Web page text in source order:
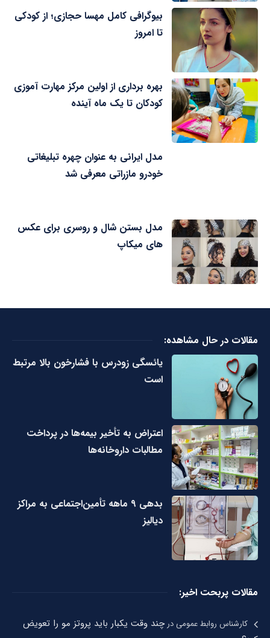
بیوگرافی کامل مهسا حجازی؛ از کودکی
تا امروز
بهره برداری از اولین مرکز مهارت آموزی
کودکان تا یک ماه آینده
مدل ایرانی به عنوان چهره تبلیغاتی
خودرو مازراتی معرفی شد
مدل بستن شال و روسری برای عکس
های میکاپ
مقالات در حال مشاهده:
یائسگی زودرس با فشارخون بالا مرتبط
است
اعتراض به تأخیر بیمه‌ها در پرداخت
مطالبات داروخانه‌ها
بدهی ۹ ماهه تأمین‌اجتماعی به مراکز
دیالیز
مقالات پربحت اخیر:
کارشناس روابط عمومیدرچند وقت یکبار باید پروتز مو را تعویض